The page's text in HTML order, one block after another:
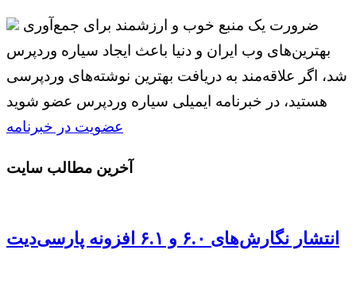
بهترین‌های وب ایران و دنیا باعث ایجاد سیاره وردپرس
شد، اگر علاقه‌مند به دریافت بهترین نوشته‌های وردپرسی
هستید، در خبرنامه ایمیلی سیاره وردپرس عضو شوید
عضویت در خبرنامه
آخرین مطالب سایت
انتشار نگارش‌های ۶.۰ و ۶.۱ افزونه پارسی‌دیت